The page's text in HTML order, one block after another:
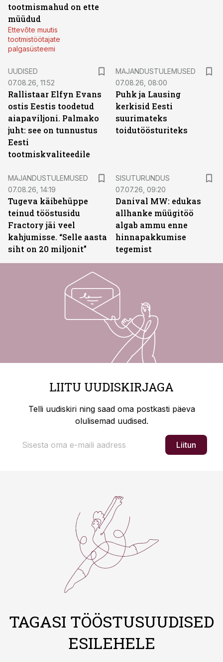
tootmismahud on ette
müüdud
Ettevõte muutis
tootmistöötajate
palgasüsteemi
UUDISED
07.08.26, 11:52
Rallistaar Elfyn Evans
ostis Eestis toodetud
aiapaviljoni. Palmako
juht: see on tunnustus
Eesti
tootmiskvaliteedile
MAJANDUSTULEMUSED
07.08.26, 08:00
Puhk ja Lausing
kerkisid Eesti
suurimateks
toidutöösturiteks
MAJANDUSTULEMUSED
07.08.26, 14:19
Tugeva käibehüppe
teinud tööstusidu
Fractory jäi veel
kahjumisse. “Selle aasta
siht on 20 miljonit”
SISUTURUNDUS
07.07.26, 09:20
Danival MW: edukas
allhanke müügitöö
algab ammu enne
hinnapakkumise
tegemist
LIITU UUDISKIRJAGA
Telli uudiskiri ning saad oma postkasti päeva
olulisemad uudised.
Liitun
TAGASI TÖÖSTUSUUDISED
ESILEHELE